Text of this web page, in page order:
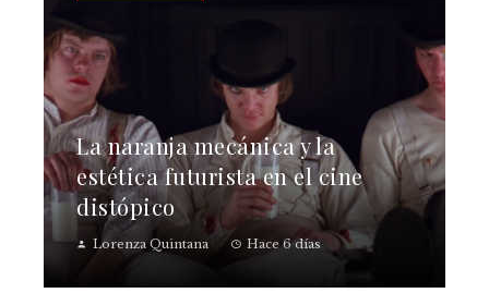
La naranja mecánica y la
estética futurista en el cine
distópico
Lorenza Quintana Hace 6 días